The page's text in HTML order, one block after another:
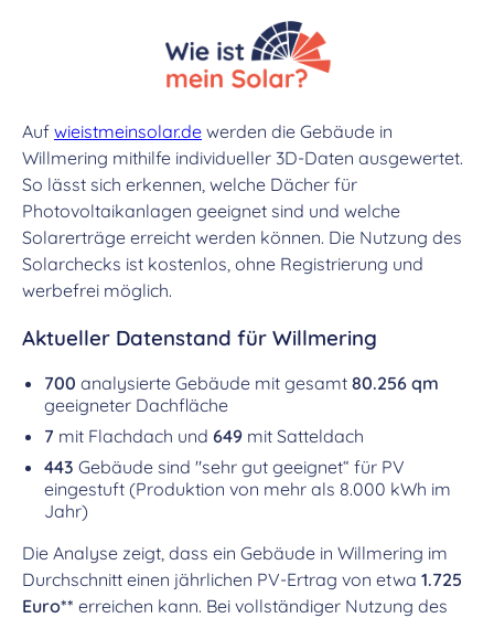
Auf wieistmeinsolar.de werden die Gebäude in
Willmering mithilfe individueller 3D-Daten ausgewertet.
So lässt sich erkennen, welche Dächer für
Photovoltaikanlagen geeignet sind und welche
Solarerträge erreicht werden können. Die Nutzung des
Solarchecks ist kostenlos, ohne Registrierung und
werbefrei möglich.
Aktueller Datenstand für Willmering
700 analysierte Gebäude mit gesamt 80.256 qm
geeigneter Dachfläche
7 mit Flachdach und 649 mit Satteldach
443 Gebäude sind "sehr gut geeignet“ für PV
eingestuft (Produktion von mehr als 8.000 kWh im
Jahr)
Die Analyse zeigt, dass ein Gebäude in Willmering im
Durchschnitt einen jährlichen PV-Ertrag von etwa 1.725
Euro** erreichen kann. Bei vollständiger Nutzung des